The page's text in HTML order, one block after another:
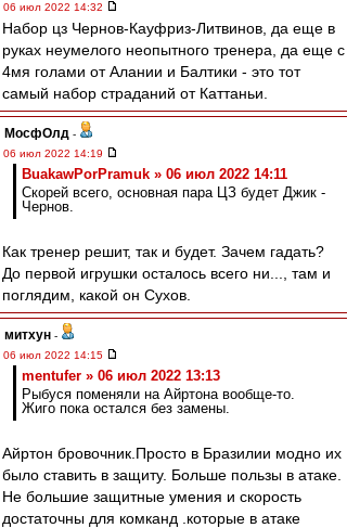
06 июл 2022 14:32
Набор цз Чернов-Кауфриз-Литвинов, да еще в
руках неумелого неопытного тренера, да еще с
4мя голами от Алании и Балтики - это тот
самый набор страданий от Каттаньи.
МосфОлд -
06 июл 2022 14:19
BuakawPorPramuk » 06 июл 2022 14:11
Скорей всего, основная пара ЦЗ будет Джик -
Чернов.
Как тренер решит, так и будет. Зачем гадать?
До первой игрушки осталось всего ни..., там и
поглядим, какой он Сухов.
митхун -
06 июл 2022 14:15
mentufer » 06 июл 2022 13:13
Рыбуся поменяли на Айртона вообще-то.
Жиго пока остался без замены.
Айртон бровочник.Просто в Бразилии модно их
было ставить в защиту. Больше пользы в атаке.
Не большие защитные умения и скорость
достаточны для комканд .которые в атаке